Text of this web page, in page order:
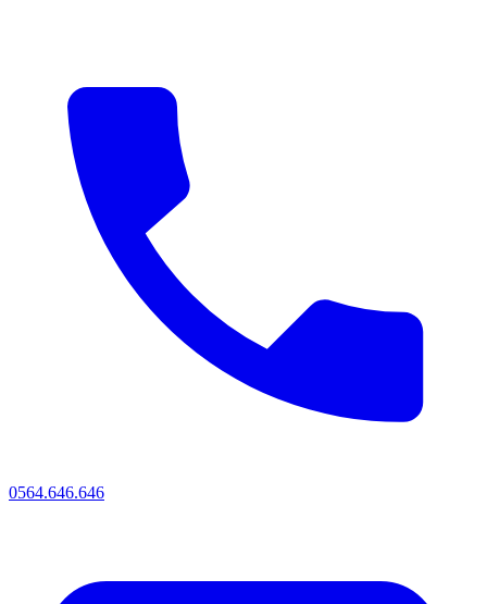
0564.646.646